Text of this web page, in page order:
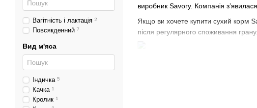
виробник Savory. Компанія
Якщо ви хочете купити сухий корм
після регулярного споживання
Вагітність і лактація 2
Повсякденний 7
Вид м'яса
Індичка 5
Качка 1
Кролик 1